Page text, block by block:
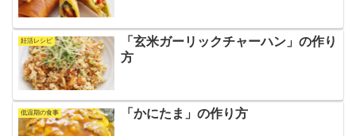
妊活レシピ
「玄米ガーリックチャーハン」の作り
方
低温期の食事 「かにたま」の作り方